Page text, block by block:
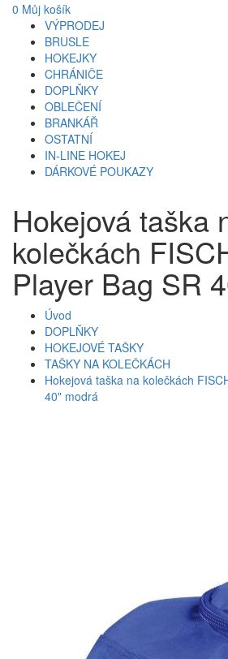
0 Můj košík
VÝPRODEJ
BRUSLE
HOKEJKY
CHRÁNIČE
DOPLŇKY
OBLEČENÍ
BRANKÁŘ
OSTATNÍ
IN-LINE HOKEJ
DÁRKOVÉ POUKAZY
Hokejová taška
kolečkách
Player Bag SR
Úvod
DOPLŇKY
HOKEJOVÉ TAŠKY
TAŠKY NA KOLEČKÁCH
Hokejová taška na kolečkách
40" modrá